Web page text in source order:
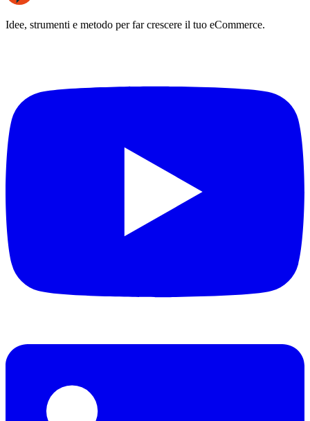
Idee, strumenti e metodo per far crescere il tuo eCommerce.